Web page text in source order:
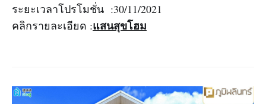
ระยะเวลาโปรโมชั่น :30/11/2021
คลิกรายละเอียด :แสนสุขโฮม